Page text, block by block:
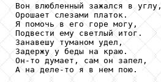
Вон влюбленный зажался в углу,
Орошает слезами платок.
Я помочь в его горе могу,
Подвести ему светлый итог.
Занавешу туманом удел,
Задержу у беды на краю.
Он-то думает, сам он запел,
А на деле-то я в нем пою.